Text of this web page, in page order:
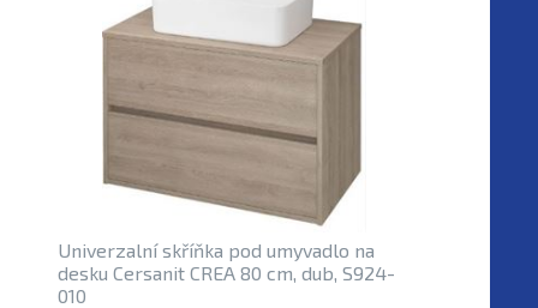
Univerzalní skříňka pod umyvadlo na
desku Cersanit CREA 80 cm, dub, S924-
010